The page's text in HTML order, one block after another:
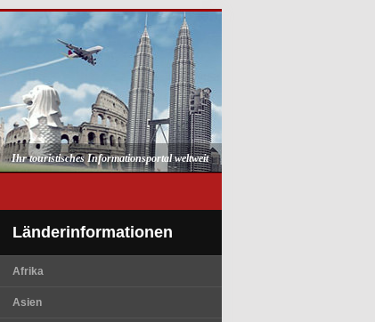
Ihr touristisches Informationsportal weltweit
Länderinformationen
Afrika
Asien